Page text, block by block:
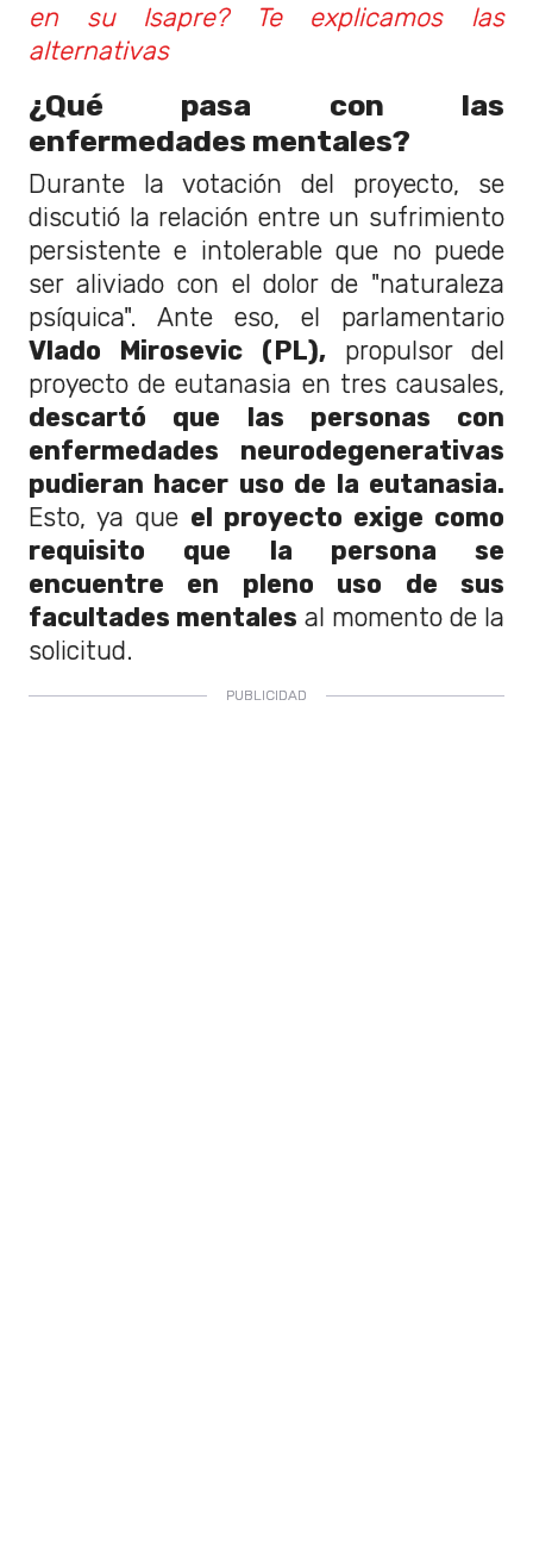
en su Isapre? Te explicamos las
alternativas
¿Qué pasa con las
enfermedades mentales?
Durante la votación del proyecto, se
discutió la relación entre un sufrimiento
persistente e intolerable que no puede
ser aliviado con el dolor de "naturaleza
psíquica". Ante eso, el parlamentario
Vlado Mirosevic (PL),propulsor del
proyecto de eutanasia en tres causales,
descartó que las personas con
enfermedades neurodegenerativas
pudieran hacer uso de la eutanasia.
Esto, ya que el proyecto exige como
requisito que la persona se
encuentre en pleno uso de sus
facultades mentales al momento de la
solicitud.